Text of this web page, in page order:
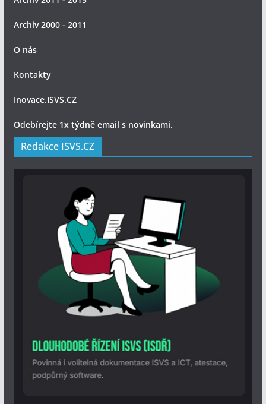
Archiv 2000 - 2011
O nás
Kontakty
Inovace.ISVS.CZ
Odebírejte 1x týdně email s novinkami.
Redakce ISVS.CZ